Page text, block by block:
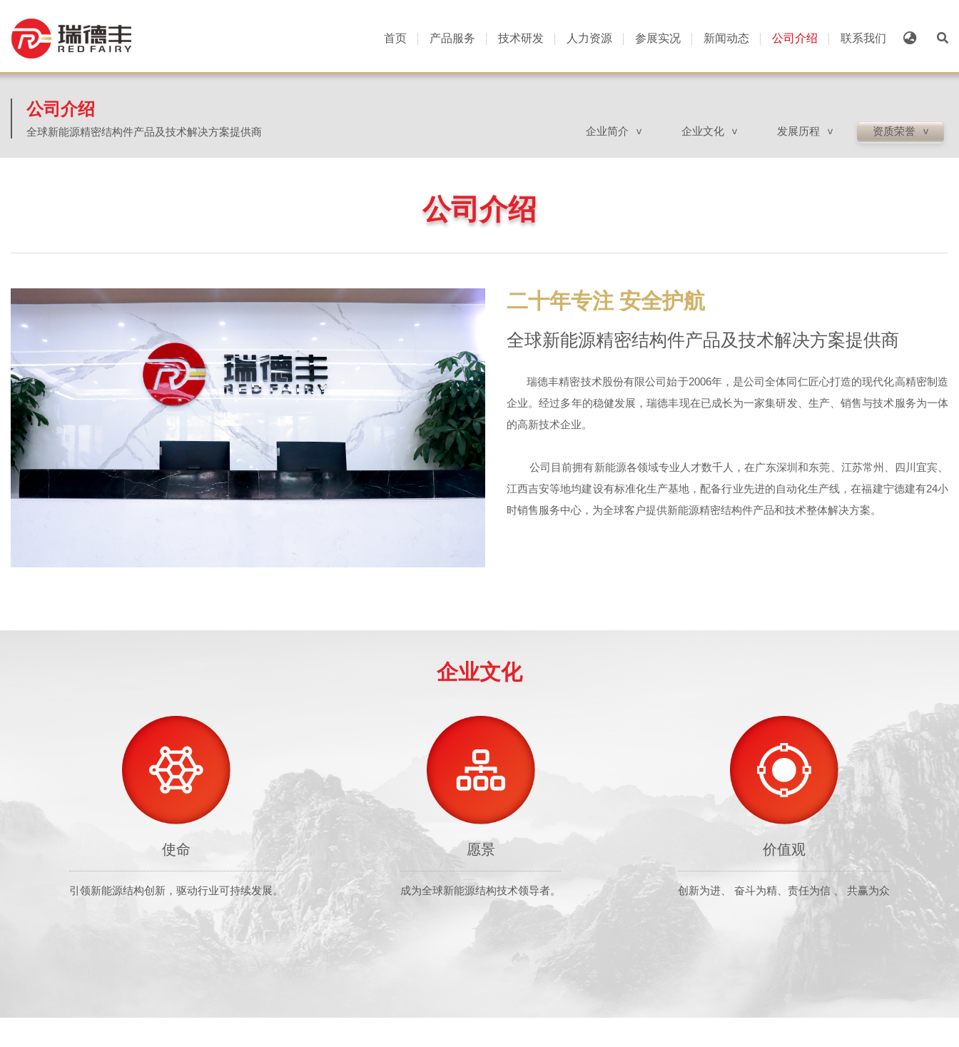
首页 产品服务 技术研发 人力资源 参展实况 新闻动态 公司介绍 联系我们
公司介绍
全球新能源精密结构件产品及技术解决方案提供商 企业简介 > 企业文化 > 发展历程 > 资质荣誉 >
公司介绍
二十年专注 安全护航
全球新能源精密结构件产品及技术解决方案提供商
瑞德丰精密技术股份有限公司始于2006年，是公司全体同仁匠心打造的现代化高精密制造
企业。经过多年的稳健发展，瑞德丰现在已成长为一家集研发、生产、销售与技术服务为一体
的高新技术企业。
公司目前拥有新能源各领域专业人才数千人，在广东深圳和东莞、江苏常州、四川宜宾、
江西吉安等地均建设有标准化生产基地，配备行业先进的自动化生产线，在福建宁德建有24小
时销售服务中心，为全球客户提供新能源精密结构件产品和技术整体解决方案。
企业文化
使命
引领新能源结构创新，驱动行业可持续发展。
愿景
成为全球新能源结构技术领导者。
价值观
创新为进、 奋斗为精、责任为信 、 共赢为众